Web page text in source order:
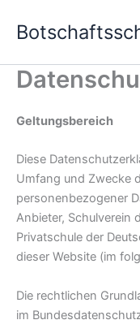
Geltungsbereich
Diese
Umfang und Zwecke
personenbezogener
Anbieter, Schulverein
Privatschule der
dieser Website (im
Die rechtlichen
im